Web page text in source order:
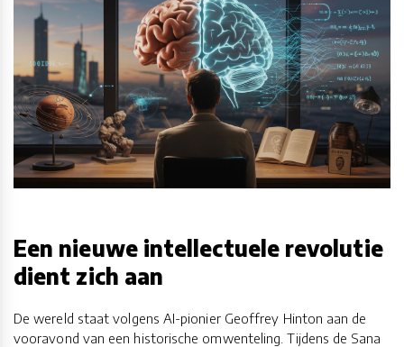
Een nieuwe intellectuele revolutie
dient zich aan
De wereld staat volgens AI-pionier Geoffrey Hinton aan de
vooravond van een historische omwenteling. Tijdens de Sana